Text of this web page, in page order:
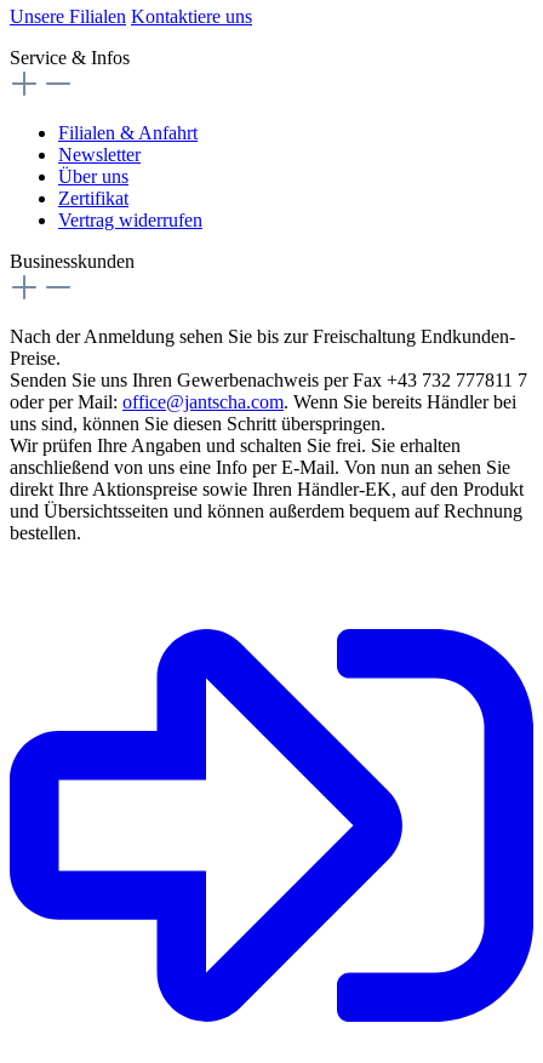
Unsere Filialen Kontaktiere uns
Service & Infos
Filialen & Anfahrt
Newsletter
Über uns
Zertifikat
Vertrag widerrufen
Businesskunden
Nach der Anmeldung sehen Sie bis zur Freischaltung Endkunden-
Preise.
Senden Sie uns Ihren Gewerbenachweis per Fax +43 732 777811 7
oder per Mail: office@jantscha.com. Wenn Sie bereits Händler bei
uns sind, können Sie diesen Schritt überspringen.
Wir prüfen Ihre Angaben und schalten Sie frei. Sie erhalten
anschließend von uns eine Info per E-Mail. Von nun an sehen Sie
direkt Ihre Aktionspreise sowie Ihren Händler-EK, auf den Produkt
und Übersichtsseiten und können außerdem bequem auf Rechnung
bestellen.